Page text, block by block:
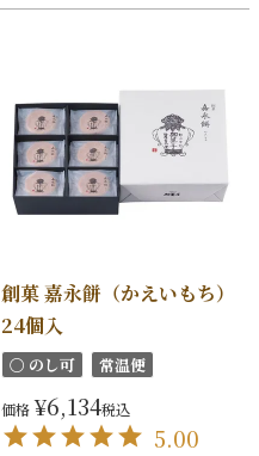
創菓 嘉永餅（かえいもち）
24個入
〇 のし可 常温便
価格 ¥6,134税込
5.00